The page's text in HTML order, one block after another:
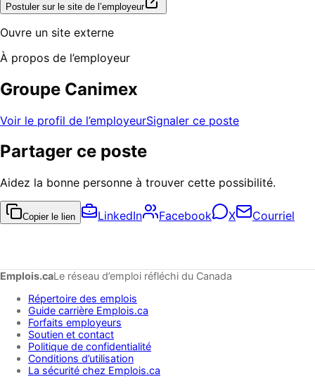
Postuler sur le site de l’employeur
Ouvre un site externe
À propos de l’employeur
Groupe Canimex
Voir le profil de l’employeurSignaler ce poste
Partager ce poste
Aidez la bonne personne à trouver cette possibilité.
Copier le lien LinkedIn Facebook X Courriel
Emplois.caLe réseau d’emploi réfléchi du Canada
Répertoire des emplois
Guide carrière Emplois.ca
Forfaits employeurs
Soutien et contact
Politique de confidentialité
Conditions d’utilisation
La sécurité chez Emplois.ca